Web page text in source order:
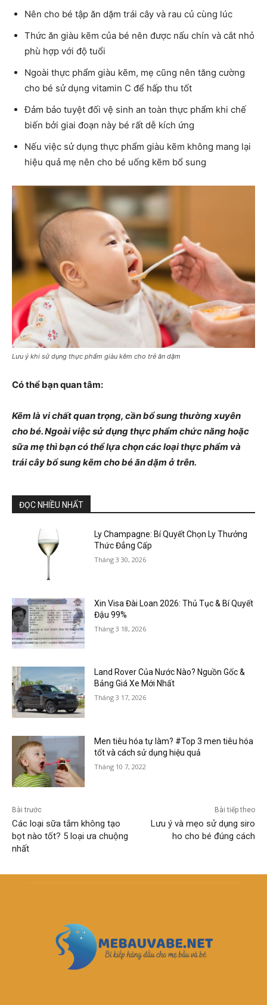
Nên cho bé tập ăn dặm trái cây và rau củ cùng lúc
Thức ăn giàu kẽm của bé nên được nấu chín và cắt nhỏ
phù hợp với độ tuổi
Ngoài thực phẩm giàu kẽm, mẹ cũng nên tăng cường
cho bé sử dụng vitamin C để hấp thu tốt
Đảm bảo tuyệt đối vệ sinh an toàn thực phẩm khi chế
biến bởi giai đoạn này bé rất dễ kích ứng
Nếu việc sử dụng thực phẩm giàu kẽm không mang lại
hiệu quả mẹ nên cho bé uống kẽm bổ sung
Lưu ý khi sử dụng thực phẩm giàu kẽm cho trẻ ăn dặm
Có thể bạn quan tâm:
Kẽm là vi chất quan trọng, cần bổ sung thường xuyên
cho bé. Ngoài việc sử dụng thực phẩm chức năng hoặc
sữa mẹ thì bạn có thể lựa chọn các loại thực phẩm và
trái cây bổ sung kẽm cho bé ăn dặm ở trên.
ĐỌC NHIỀU NHẤT
Ly Champagne: Bí Quyết Chọn Ly Thưởng
Thức Đẳng Cấp
Tháng 3 30, 2026
Xin Visa Đài Loan 2026: Thủ Tục & Bí Quyết
Đậu 99%
Tháng 3 18, 2026
Land Rover Của Nước Nào? Nguồn Gốc &
Bảng Giá Xe Mới Nhất
Tháng 3 17, 2026
Men tiêu hóa tự làm? #Top 3 men tiêu hóa
tốt và cách sử dụng hiệu quả
Tháng 10 7, 2022
Bài trước
Các loại sữa tắm không tạo
bọt nào tốt? 5 loại ưa chuộng
nhất
Bài tiếp theo
Lưu ý và mẹo sử dụng siro
ho cho bé đúng cách